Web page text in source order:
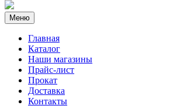
Меню
Главная
Каталог
Наши магазины
Прайс-лист
Прокат
Доставка
Контакты